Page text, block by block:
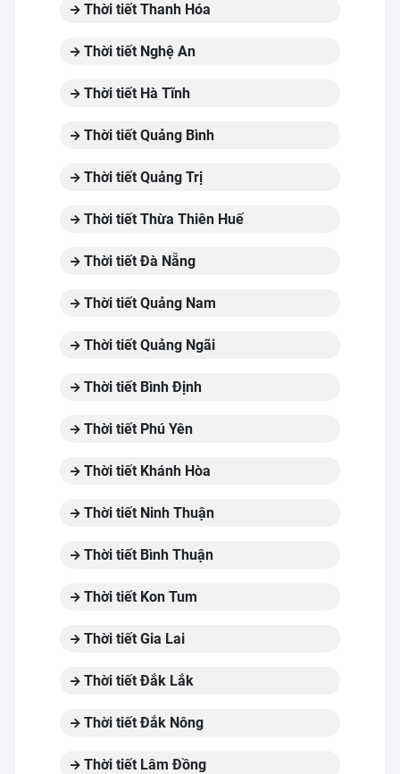
Thời tiết Thanh Hóa
Thời tiết Nghệ An
Thời tiết Hà Tĩnh
Thời tiết Quảng Bình
Thời tiết Quảng Trị
Thời tiết Thừa Thiên Huế
Thời tiết Đà Nẵng
Thời tiết Quảng Nam
Thời tiết Quảng Ngãi
Thời tiết Bình Định
Thời tiết Phú Yên
Thời tiết Khánh Hòa
Thời tiết Ninh Thuận
Thời tiết Bình Thuận
Thời tiết Kon Tum
Thời tiết Gia Lai
Thời tiết Đắk Lắk
Thời tiết Đắk Nông
Thời tiết Lâm Đồng